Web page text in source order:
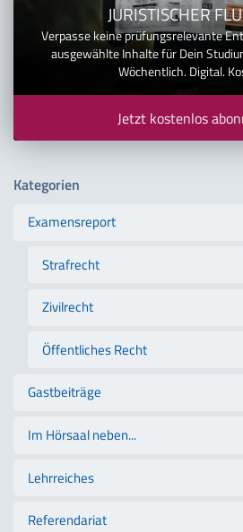
JURISTISCHER
Verpasse keine prüfungsrelevante
ausgewählte Inhalte für Dein
Wöchentlich. Digital.
Jetzt kostenlos
Kategorien
Examensreport
Strafrecht
Zivilrecht
Öffentliches Recht
Gastbeiträge
Im Hörsaal neben...
Lehrreiches
Referendariat